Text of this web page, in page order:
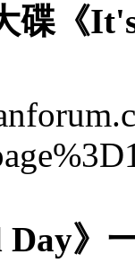
碟《
Day》